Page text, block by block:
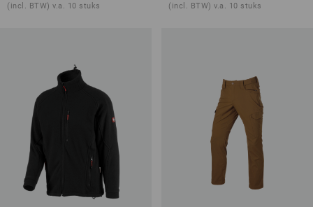
(incl. BTW) v.a. 10 stuks (incl. BTW) v.a. 10 stuks